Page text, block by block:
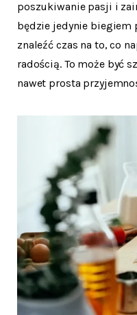
poszukiwanie pasji i
będzie jedynie biegiem
znaleźć czas na to, co
radością. To może być
nawet prosta